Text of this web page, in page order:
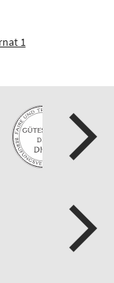
1